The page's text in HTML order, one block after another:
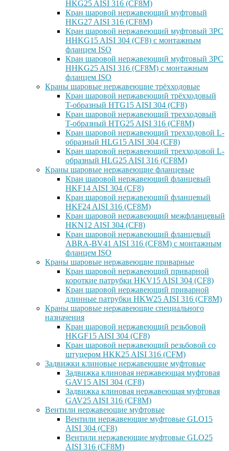
HKG25 AISI 316 (CF8M)
Кран шаровой нержавеющий муфтовый
HKG27 AISI 316 (CF8M)
Кран шаровой нержавеющий муфтовый 3PC
HHKG15 AISI 304 (CF8) с монтажным
фланцем ISO
Кран шаровой нержавеющий муфтовый 3PC
HHKG25 AISI 316 (CF8M) с монтажным
фланцем ISO
Краны шаровые нержавеющие трёхходовые
Кран шаровой нержавеющий трёхходовый
T-образный HTG15 AISI 304 (CF8)
Кран шаровой нержавеющий трехходовый
T-образный HTG25 AISI 316 (CF8M)
Кран шаровой нержавеющий трехходовой L-
образный HLG15 AISI 304 (CF8)
Кран шаровой нержавеющий трехходовой L-
образный HLG25 AISI 316 (CF8M)
Краны шаровые нержавеющие фланцевые
Кран шаровой нержавеющий фланцевый
HKF14 AISI 304 (CF8)
Кран шаровой нержавеющий фланцевый
HKF24 AISI 316 (CF8M)
Кран шаровой нержавеющий межфланцевый
HKN12 AISI 304 (CF8)
Кран шаровой нержавеющий фланцевый
ABRA-BV41 AISI 316 (CF8M) с монтажным
фланцем ISO
Краны шаровые нержавеющие приварные
Кран шаровой нержавеющий приварной
короткие патрубки HKV15 AISI 304 (CF8)
Кран шаровой нержавеющий приварной
длинные патрубки HKW25 AISI 316 (CF8M)
Краны шаровые нержавеющие специального
назначения
Кран шаровой нержавеющий резьбовой
HKGF15 AISI 304 (CF8)
Кран шаровой нержавеющий резьбовой со
штуцером HKK25 AISI 316 (CFM)
Задвижки клиновые нержавеющие муфтовые
Задвижка клиновая нержавеющая муфтовая
GAV15 AISI 304 (CF8)
Задвижка клиновая нержавеющая муфтовая
GAV25 AISI 316 (CF8M)
Вентили нержавеющие муфтовые
Вентили нержавеющие муфтовые GLO15
AISI 304 (CF8)
Вентили нержавеющие муфтовые GLO25
AISI 316 (CF8M)